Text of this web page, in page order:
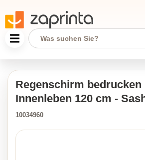
Regenschirm
Innenleben 120 cm -
10034960